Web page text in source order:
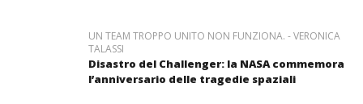
UN TEAM TROPPO UNITO NON FUNZIONA. - VERONICA
TALASSI
Disastro del Challenger: la NASA commemora
l’anniversario delle tragedie spaziali